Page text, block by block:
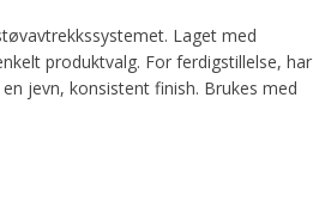
Laget med
produktvalg. For ferdigstillelse, har
jevn, konsistent finish. Brukes med